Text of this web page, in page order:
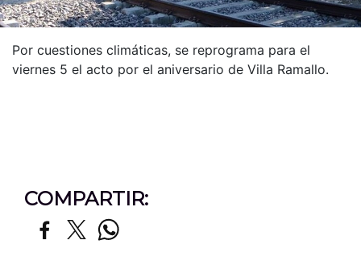
Por cuestiones climáticas, se reprograma para el
viernes 5 el acto por el aniversario de Villa Ramallo.
COMPARTIR: